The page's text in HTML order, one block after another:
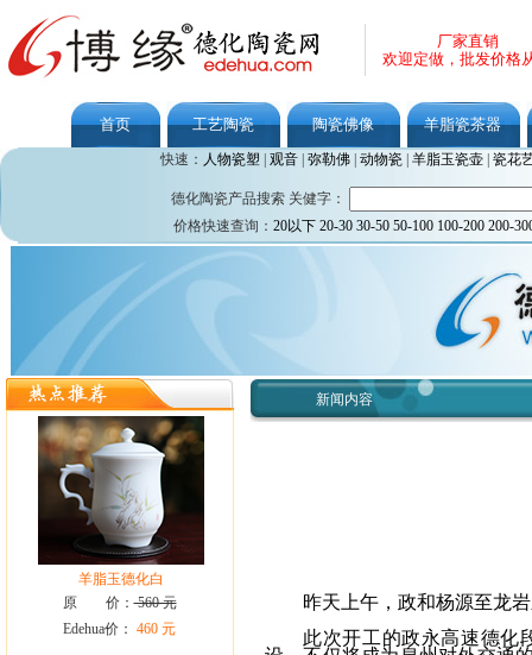
厂家直销
欢迎定做，批发价格
首页 工艺陶瓷 陶瓷佛像 羊脂瓷茶器
快速： 人物瓷塑 观音| 弥勒佛| 动物瓷| 羊脂玉瓷壶| 瓷花
德化陶瓷产品搜索 关健字：
价格快速查询： 20以下 20-30 30-50 50-100 100-200 200-
羊脂玉德化白
原 价：560 元
Edehua价： 460 元
新闻内容
昨天上午，政和杨源至龙
此次开工的政永高速德化